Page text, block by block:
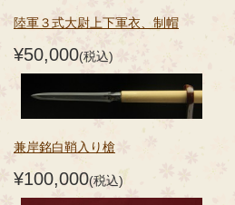
陸軍３式大尉上下軍衣、制帽
¥50,000(税込)
兼岸銘白鞘入り槍
¥100,000(税込)